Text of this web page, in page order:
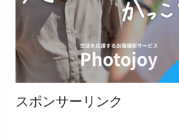
スポンサーリンク